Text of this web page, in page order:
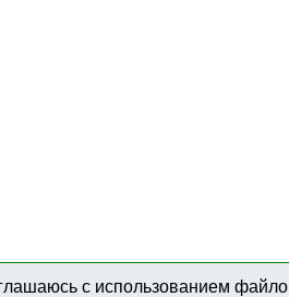
с использованием